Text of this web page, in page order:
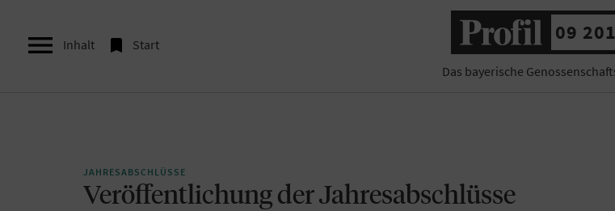
 Inhalt  Start
09
Das bayerische
JAHRESABSCHLÜSSE
Veröffentlichung der Jahresabschlüsse